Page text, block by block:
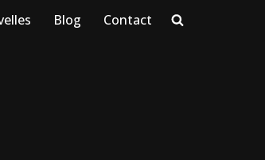
Blog Contact